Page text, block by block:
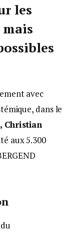
les
avec
dans le
Christian
aux 5.300